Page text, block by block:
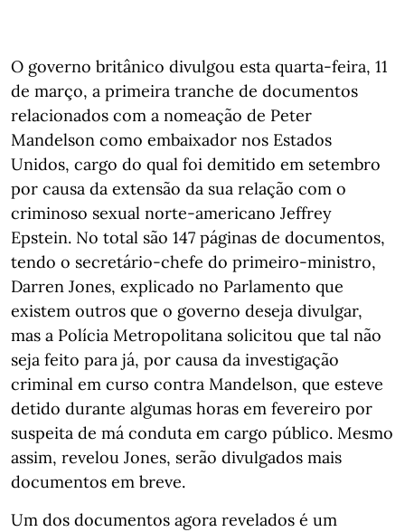
O governo britânico divulgou esta quarta-feira, 11
de março, a primeira tranche de documentos
relacionados com a nomeação de Peter
Mandelson como embaixador nos Estados
Unidos, cargo do qual foi demitido em setembro
por causa da extensão da sua relação com o
criminoso sexual norte-americano Jeffrey
Epstein. No total são 147 páginas de documentos,
tendo o secretário-chefe do primeiro-ministro,
Darren Jones, explicado no Parlamento que
existem outros que o governo deseja divulgar,
mas a Polícia Metropolitana solicitou que tal não
seja feito para já, por causa da investigação
criminal em curso contra Mandelson, que esteve
detido durante algumas horas em fevereiro por
suspeita de má conduta em cargo público. Mesmo
assim, revelou Jones, serão divulgados mais
documentos em breve.
Um dos documentos agora revelados é um